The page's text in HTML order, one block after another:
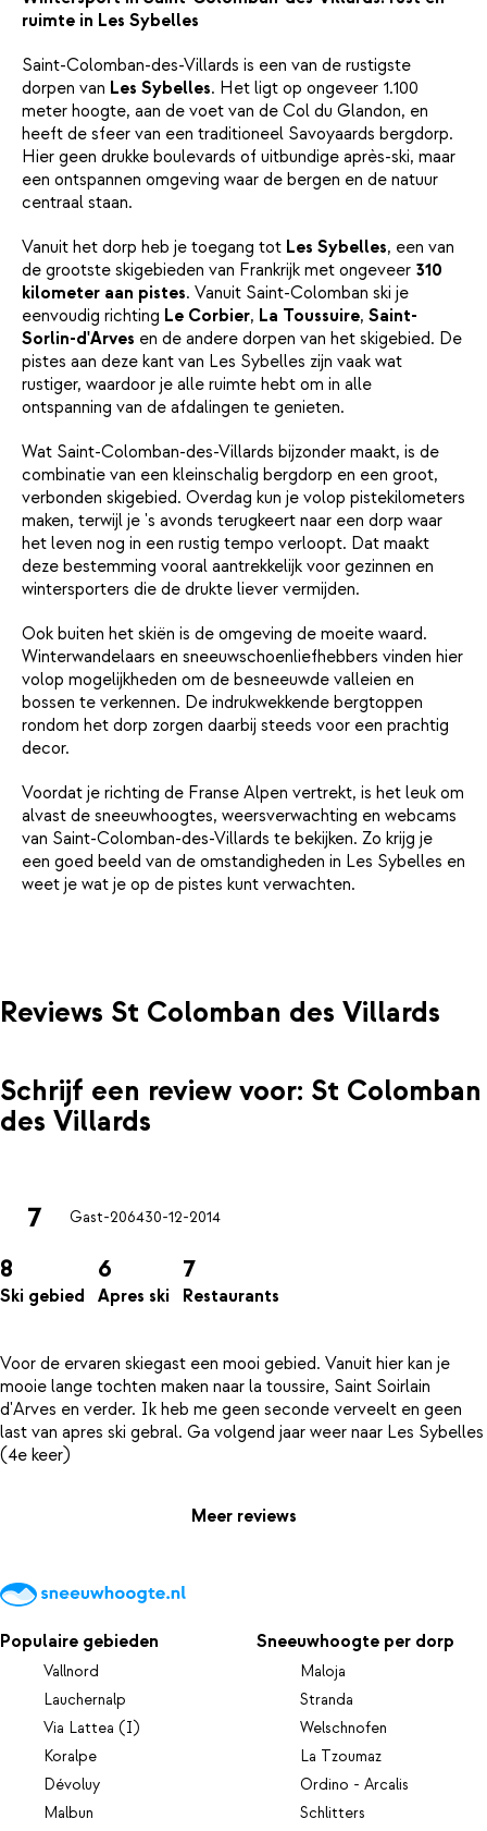
ruimte in Les Sybelles
Saint-Colomban-des-Villards is een van de rustigste
dorpen van Les Sybelles. Het ligt op ongeveer 1.100
meter hoogte, aan de voet van de Col du Glandon, en
heeft de sfeer van een traditioneel Savoyaards bergdorp.
Hier geen drukke boulevards of uitbundige après-ski, maar
een ontspannen omgeving waar de bergen en de natuur
centraal staan.
Vanuit het dorp heb je toegang tot Les Sybelles, een van
de grootste skigebieden van Frankrijk met ongeveer 310
kilometer aan pistes. Vanuit Saint-Colomban ski je
eenvoudig richting Le Corbier, La Toussuire, Saint-
Sorlin-d'Arves en de andere dorpen van het skigebied. De
pistes aan deze kant van Les Sybelles zijn vaak wat
rustiger, waardoor je alle ruimte hebt om in alle
ontspanning van de afdalingen te genieten.
Wat Saint-Colomban-des-Villards bijzonder maakt, is de
combinatie van een kleinschalig bergdorp en een groot,
verbonden skigebied. Overdag kun je volop pistekilometers
maken, terwijl je 's avonds terugkeert naar een dorp waar
het leven nog in een rustig tempo verloopt. Dat maakt
deze bestemming vooral aantrekkelijk voor gezinnen en
wintersporters die de drukte liever vermijden.
Ook buiten het skiën is de omgeving de moeite waard.
Winterwandelaars en sneeuwschoenliefhebbers vinden hier
volop mogelijkheden om de besneeuwde valleien en
bossen te verkennen. De indrukwekkende bergtoppen
rondom het dorp zorgen daarbij steeds voor een prachtig
decor.
Voordat je richting de Franse Alpen vertrekt, is het leuk om
alvast de sneeuwhoogtes, weersverwachting en webcams
van Saint-Colomban-des-Villards te bekijken. Zo krijg je
een goed beeld van de omstandigheden in Les Sybelles en
weet je wat je op de pistes kunt verwachten.
Reviews St Colomban des Villards
Schrijf een review voor: St Colomban
des Villards
7 Gast-206430-12-2014
8
Ski gebied
6
Apres ski
7
Restaurants
Voor de ervaren skiegast een mooi gebied. Vanuit hier kan je
mooie lange tochten maken naar la toussire, Saint Soirlain
d'Arves en verder. Ik heb me geen seconde verveelt en geen
last van apres ski gebral. Ga volgend jaar weer naar Les Sybelles
Meer reviews
Populaire gebieden
Vallnord
Lauchernalp
Via Lattea (I)
Koralpe
Dévoluy
Malbun
Sneeuwhoogte per dorp
Maloja
Stranda
Welschnofen
La Tzoumaz
Ordino - Arcalis
Schlitters